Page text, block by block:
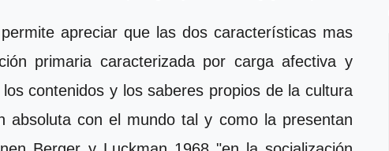
apreciar que las dos características mas
primaria caracterizada por carga afectiva y
contenidos y los saberes propios de la cultura
absoluta con el mundo tal y como la presentan